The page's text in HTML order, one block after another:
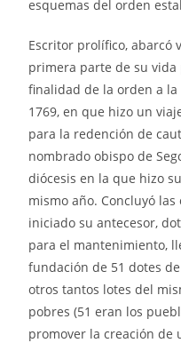
esquemas del orden
Escritor prolífico, abarcó
primera parte de su
finalidad de la orden a
1769, en que hizo un
para la redención de
nombrado obispo de
diócesis en la que hizo
mismo año. Concluyó
iniciado su antecesor,
para el mantenimiento,
fundación de 51 dotes
otros tantos lotes del
pobres (51 eran los
promover la creación de